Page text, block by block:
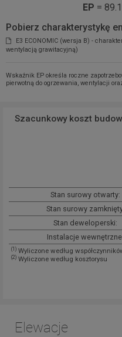
EP =
Pobierz charakterystykę
E3 ECONOMIC (wersja B) -
wentylacją grawitacyjną)
Wskaźnik EP określa roczne
pierwotną do ogrzewania, wentylacji
Szacunkowy koszt
Stan surowy otwarty:
Stan surowy
Stan deweloperski:
Instalacje
(1) Wyliczone według
(2) Wyliczone według kosztorysu
Elewacje